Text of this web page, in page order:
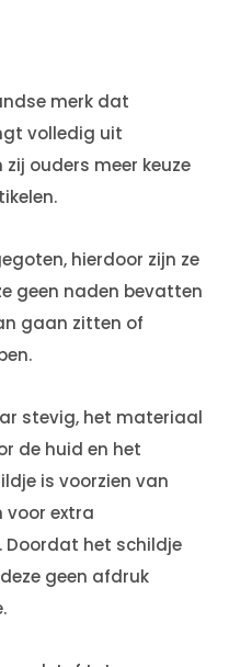
merk dat
volledig uit
ouders meer keuze
hierdoor zijn ze
geen naden bevatten
gaan zitten of
stevig, het materiaal
de huid en het
is voorzien van
extra
het schildje
geen afdruk